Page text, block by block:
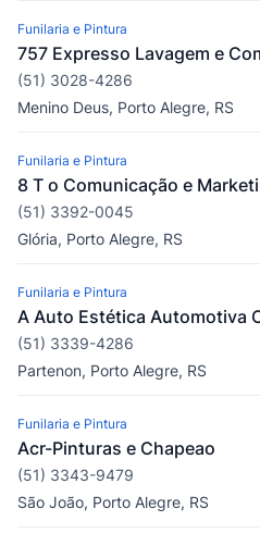
Funilaria e Pintura
757 Expresso Lavagem e
(51) 3028-4286
Menino Deus, Porto Alegre, RS
Funilaria e Pintura
8 T o Comunicação e
(51) 3392-0045
Glória, Porto Alegre, RS
Funilaria e Pintura
A Auto Estética Automotiva
(51) 3339-4286
Partenon, Porto Alegre, RS
Funilaria e Pintura
Acr-Pinturas e Chapeao
(51) 3343-9479
São João, Porto Alegre, RS